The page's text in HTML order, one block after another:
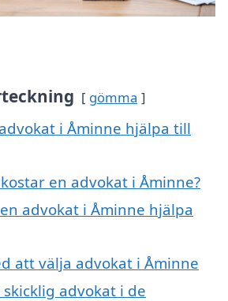
gömma
i Åminne hjälpa till
en advokat i Åminne?
advokat i Åminne hjälpa
att välja advokat i Åminne
skicklig advokat i de